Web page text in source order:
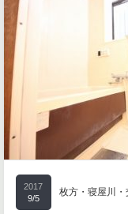
2017
9/5
枚方・寝屋川
「 山之上北町
ハウスゲート ×
ロジェクト 第3期分譲
礼！！ &…